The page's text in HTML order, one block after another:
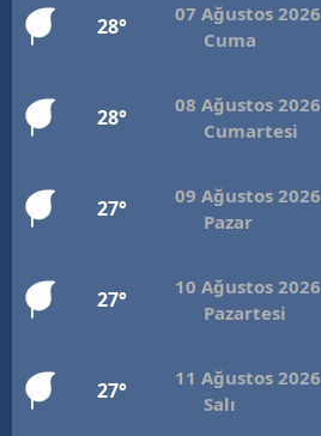
28°
07 Ağustos 2026
Cuma
28°
08 Ağustos 2026
Cumartesi
27°
09 Ağustos 2026
Pazar
27°
10 Ağustos 2026
Pazartesi
27°
11 Ağustos 2026
Salı